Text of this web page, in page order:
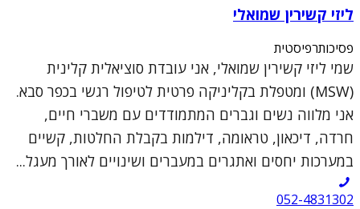
ליזי קשירין שמואלי
פסיכותרפיסטית
שמי ליזי קשירין שמואלי, אני עובדת סוציאלית קלינית
(MSW) ומטפלת בקליניקה פרטית לטיפול רגשי בכפר סבא.
אני מלווה נשים וגברים המתמודדים עם משברי חיים,
חרדה, דיכאון, טראומה, דילמות בקבלת החלטות, קשיים
במערכות יחסים ואתגרים במעברים ושינויים לאורך מעגל...
052-4831302